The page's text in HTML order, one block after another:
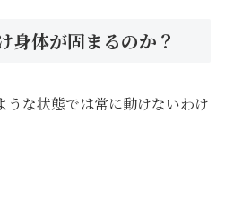
身体が固まるのか？
うな状態では常に動けないわけ